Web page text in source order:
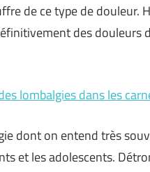
de ce type de douleur.
des douleurs
lombalgies dans les
dont on entend très
et les adolescents.